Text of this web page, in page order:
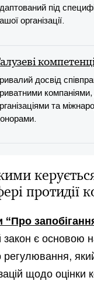
під
організації.
досвід
та
протидії
“Про
є основою
регулювання,
щодо оцінки